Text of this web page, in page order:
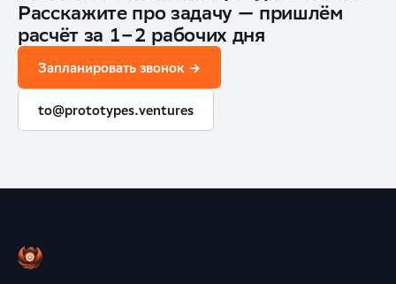
Расскажите про задачу — пришлём
расчёт за 1–2 рабочих дня
Запланировать звонок →
to@prototypes.ventures